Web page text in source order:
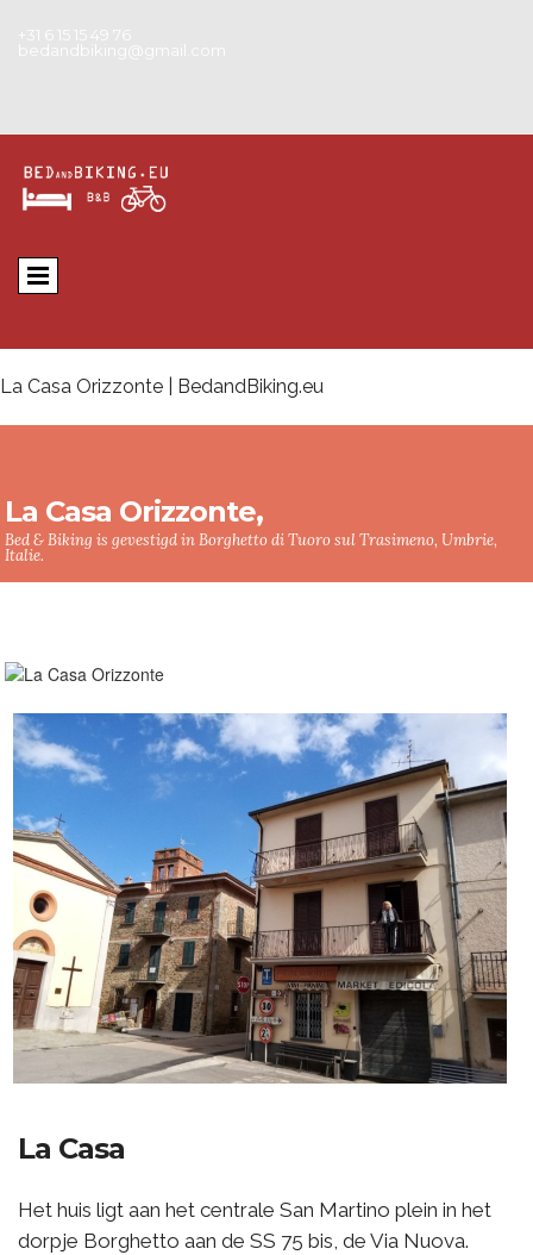
+31 6 15 15 49 76
bedandbiking@gmail.com
La Casa Orizzonte | BedandBiking.eu
La Casa Orizzonte,
Bed & Biking is gevestigd in Borghetto di Tuoro sul Trasimeno, Umbrie,
Italie.
La Casa
Het huis ligt aan het centrale San Martino plein in het
dorpje Borghetto aan de SS 75 bis, de Via Nuova.